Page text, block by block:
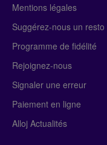
Mentions légales
Suggérez-nous un resto
Programme de fidélité
Rejoignez-nous
Signaler une erreur
Paiement en ligne
Alloj Actualités